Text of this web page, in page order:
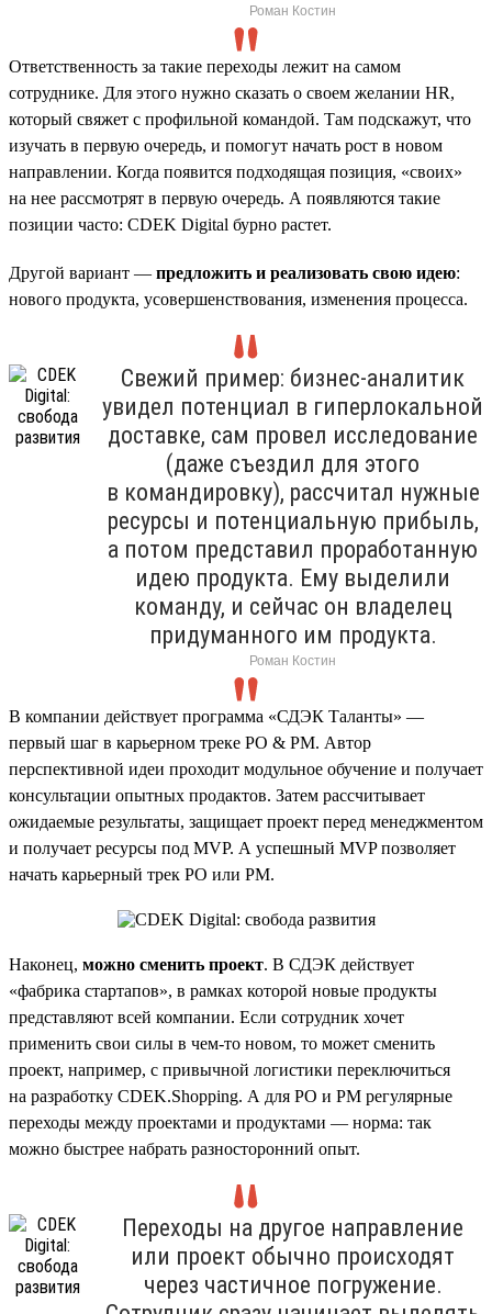
Роман Костин
Ответственность за такие переходы лежит на самом
сотруднике. Для этого нужно сказать о своем желании HR,
который свяжет с профильной командой. Там подскажут, что
изучать в первую очередь, и помогут начать рост в новом
направлении. Когда появится подходящая позиция, «своих»
на нее рассмотрят в первую очередь. А появляются такие
позиции часто: CDEK Digital бурно растет.
Другой вариант — предложить и реализовать свою идею:
нового продукта, усовершенствования, изменения процесса.
Свежий пример: бизнес-аналитик
увидел потенциал в гиперлокальной
доставке, сам провел исследование
(даже съездил для этого
в командировку), рассчитал нужные
ресурсы и потенциальную прибыль,
а потом представил проработанную
идею продукта. Ему выделили
команду, и сейчас он владелец
придуманного им продукта.
Роман Костин
В компании действует программа «СДЭК Таланты» —
первый шаг в карьерном треке PO & PM. Автор
перспективной идеи проходит модульное обучение и получает
консультации опытных продактов. Затем рассчитывает
ожидаемые результаты, защищает проект перед менеджментом
и получает ресурсы под MVP. А успешный MVP позволяет
начать карьерный трек PO или PM.
Наконец, можно сменить проект. В СДЭК действует
«фабрика стартапов», в рамках которой новые продукты
представляют всей компании. Если сотрудник хочет
применить свои силы в чем-то новом, то может сменить
проект, например, с привычной логистики переключиться
на разработку CDEK.Shopping. А для PO и PM регулярные
переходы между проектами и продуктами — норма: так
можно быстрее набрать разносторонний опыт.
Переходы на другое направление
или проект обычно происходят
через частичное погружение.